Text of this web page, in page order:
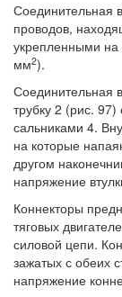
Соединительная
проводов,
укрепленными на
мм2).
Соединительная
трубку 2 (рис.
сальниками 4.
на которые
другом
напряжение
Коннекторы
тяговых
силовой цепи.
зажатых с обеих
напряжение